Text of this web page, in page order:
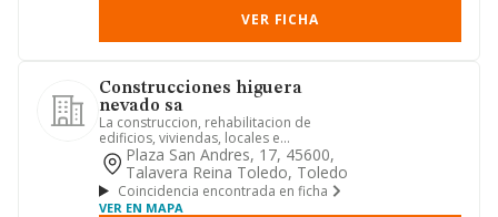
VER FICHA
Construcciones higuera
nevado sa
La construccion, rehabilitacion de
edificios, viviendas, locales e
inmuebles en general asi como su...
Plaza San Andres, 17, 45600,
Talavera Reina Toledo, Toledo
Coincidencia encontrada en ficha
VER EN MAPA